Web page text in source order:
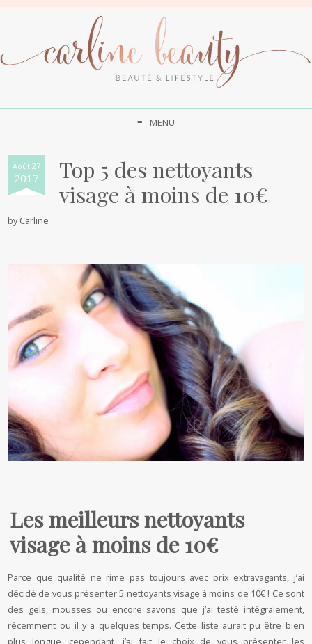
MENU
Août 27
2017
Top 5 des nettoyants
visage à moins de 10€
byCarline
Les meilleurs nettoyants
visage à moins de 10€
Parce que qualité ne rime pas toujours avec prix extravagants, j’ai
décidé de vous présenter 5 nettoyants visage à moins de 10€ ! Ce sont
des gels, mousses ou encore savons que j’ai testé intégralement,
récemment ou il y a quelques temps. Cette liste aurait pu être bien
plus longue, cependant, j’ai fait le choix de vous présenter les